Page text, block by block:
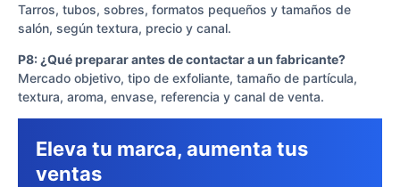
Tarros, tubos, sobres, formatos pequeños y tamaños de
salón, según textura, precio y canal.
P8: ¿Qué preparar antes de contactar a un fabricante?
Mercado objetivo, tipo de exfoliante, tamaño de partícula,
textura, aroma, envase, referencia y canal de venta.
Eleva tu marca, aumenta tus
ventas